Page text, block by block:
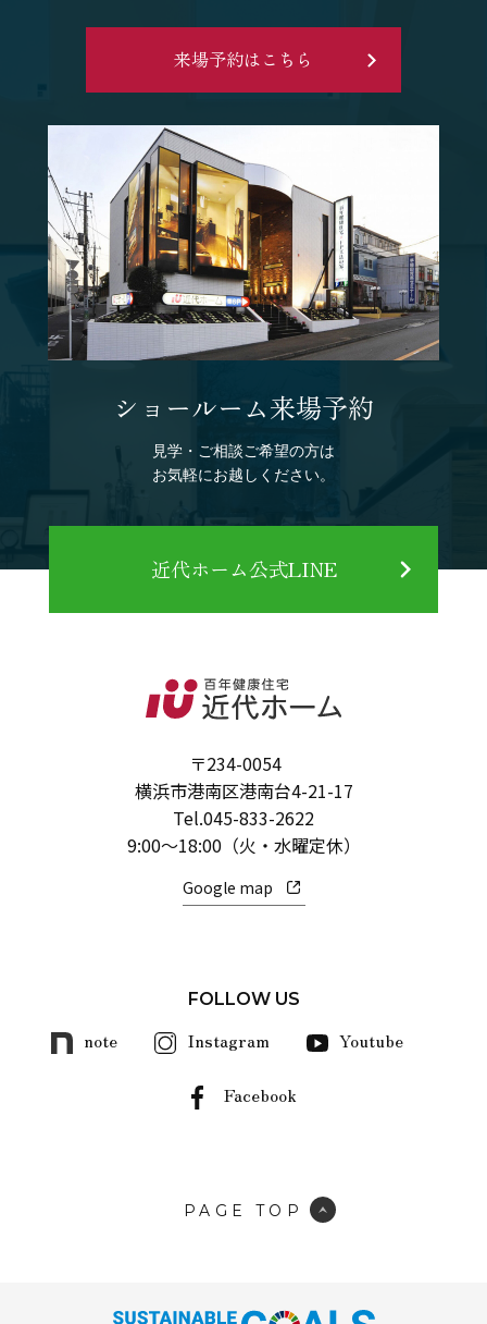
来場予約はこちら
ショールーム来場予約
見学・ご相談ご希望の方は
お気軽にお越しください。
近代ホーム公式LINE
〒234-0054
横浜市港南区港南台4-21-17
Tel.045-833-2622
9:00～18:00（火・水曜定休）
Google map
FOLLOW US
note Instagram Youtube
Facebook
PAGE TOP